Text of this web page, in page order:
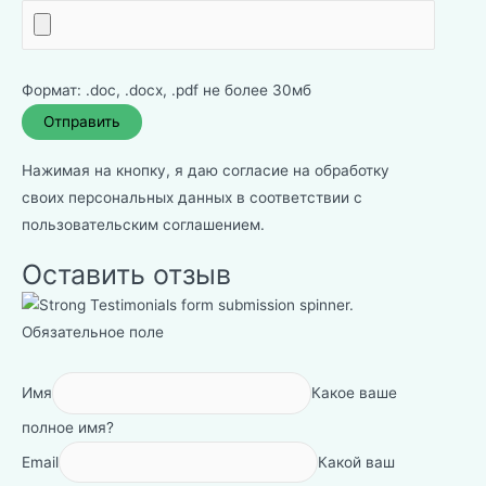
Формат: .doc, .docx, .pdf не более 30мб
Нажимая на кнопку, я даю согласие на обработку
своих персональных данных в соответствии с
пользовательским соглашением.
Оставить отзыв
Обязательное поле
Имя
Какое ваше
полное имя?
Email
Какой ваш